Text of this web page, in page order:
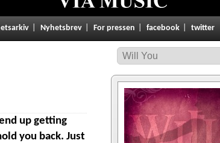
Nyhetsbrev For pressen facebook twitter
up getting
you back. Just